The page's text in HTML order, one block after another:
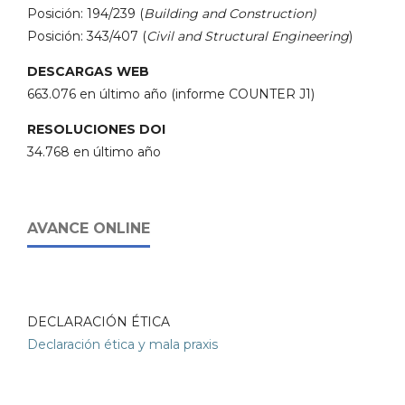
Posición: 194/239 (Building and Construction)
Posición: 343/407 (Civil and Structural Engineering)
DESCARGAS WEB
663.076 en último año (informe COUNTER J1)
RESOLUCIONES DOI
34.768 en último año
AVANCE ONLINE
DECLARACIÓN ÉTICA
Declaración ética y mala praxis